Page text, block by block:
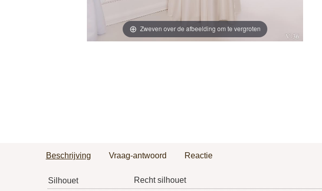
Zweven over de afbeelding om te vergroten
Beschrijving Vraag-antwoord Reactie
Silhouet
Recht silhouet